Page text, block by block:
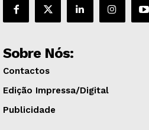
Sobre Nós:
Contactos
Edição Impressa/Digital
Publicidade